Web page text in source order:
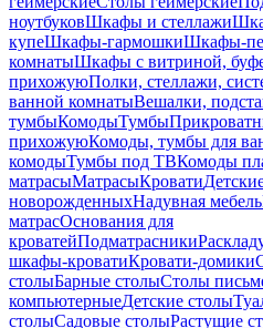
ноутбуковШкафы и стеллажи
купеШкафы-гармошкиШкафы-
комнатыШкафы с витриной,
прихожуюПолки, стеллажи,
ванной комнатыВешалки,
тумбыКомодыТумбы
прихожуюКомоды, тумбы для
комодыТумбы под ТВКомоды
матрасыМатрасыКровати
новорожденныхНадувная мебель
матрасОснования для
кроватейПодматрасники
шкафы-кроватиКровати-домики
столыБарные столыСтолы
компьютерныеДетские столы
столыСадовые столыРастущие